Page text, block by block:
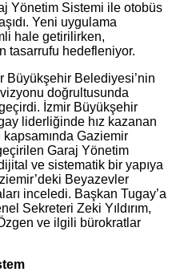
Yönetim Sistemi ile otobüs
Yeni uygulama
hale getirilirken,
tasarrufu hedefleniyor.
Büyükşehir Belediyesi’nin
doğrultusunda
İzmir Büyükşehir
liderliğinde hız kazanan
Gaziemir
Garaj Yönetim
ve sistematik bir yapıya
Beyazevler
inceledi. Başkan Tugay’a
Sekreteri Zeki Yıldırım,
ve ilgili bürokratlar